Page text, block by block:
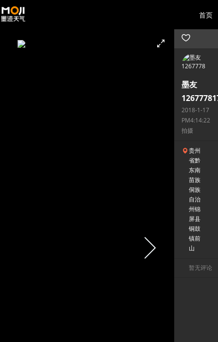
首页
墨友
2018-1-17
PM4:14:22
拍摄
贵州
省黔
东南
苗族
侗族
自治
州锦
屏县
铜鼓
镇前
山
暂无评论